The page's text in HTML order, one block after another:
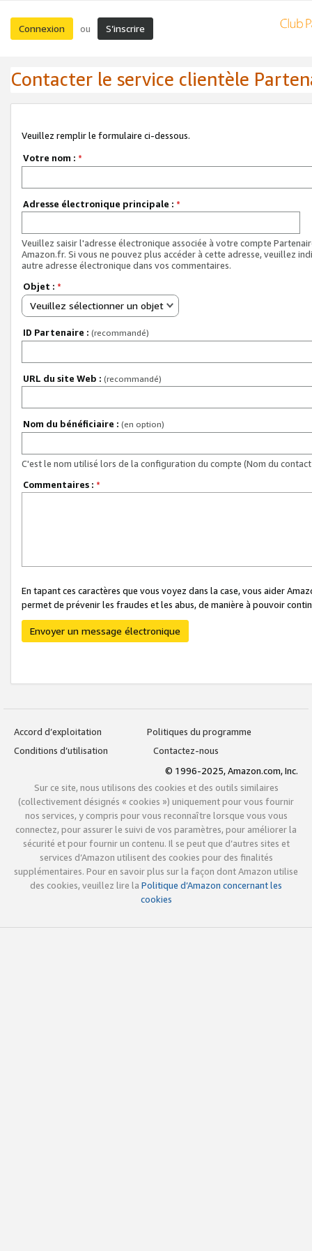
Connexion ou S’inscrire
Contacter le service clientèle
Veuillez remplir le formulaire ci-dessous.
Votre nom : *
Adresse électronique principale : *
Veuillez saisir l'adresse électronique associée à votre compte
Amazon.fr. Si vous ne pouvez plus accéder à cette adresse, veuillez
autre adresse électronique dans vos commentaires.
Objet : *
Veuillez sélectionner un objet
ID Partenaire : (recommandé)
URL du site Web : (recommandé)
Nom du bénéficiaire : (en option)
C'est le nom utilisé lors de la configuration du compte (Nom du
Commentaires : *
En tapant ces caractères que vous voyez dans la case, vous aider
permet de prévenir les fraudes et les abus, de manière à pouvoir
Envoyer un message électronique
Accord d’exploitation
Politiques du programme
Conditions d’utilisation
Contactez-nous
© 1996-2025, Amazon.com, Inc.
Sur ce site, nous utilisons des cookies et des outils similaires
(collectivement désignés « cookies ») uniquement pour vous fournir
nos services, y compris pour vous reconnaître lorsque vous vous
connectez, pour assurer le suivi de vos paramètres, pour améliorer la
sécurité et pour fournir un contenu. Il se peut que d’autres sites et
services d’Amazon utilisent des cookies pour des finalités
supplémentaires. Pour en savoir plus sur la façon dont Amazon utilise
des cookies, veuillez lire la Politique d’Amazon concernant les
cookies